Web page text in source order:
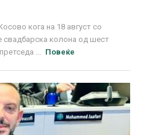
кога на 18 август со
свадбарска колона од шест
...
Повеќе